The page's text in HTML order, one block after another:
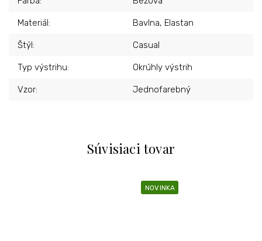
Súvisiaci tovar
NOVINKA
Materiál: Bavlna, Elastan
Štýl: Casual
Typ výstrihu: Okrúhly výstrih
Vzor: Jednofarebný